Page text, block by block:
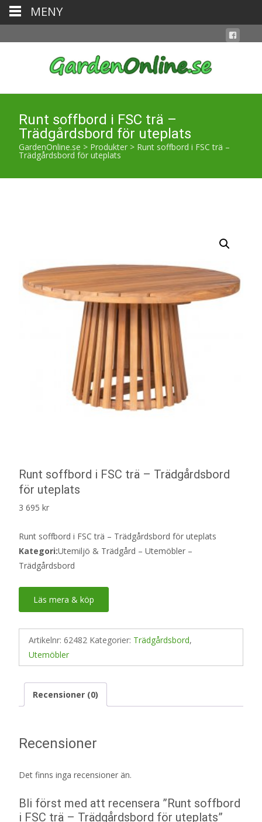
Runt soffbord i FSC trä –
Trädgårdsbord för uteplats
GardenOnline.se > Produkter > Runt soffbord i FSC trä –
Trädgårdsbord för uteplats
Runt soffbord i FSC trä – Trädgårdsbord
för uteplats
3 695 kr
Runt soffbord i FSC trä – Trädgårdsbord för uteplats
Kategori:Utemiljö & Trädgård – Utemöbler –
Trädgårdsbord
Läs mera & köp
Artikelnr: 62482 Kategorier: Trädgårdsbord,
Utemöbler
Recensioner (0)
Recensioner
Det finns inga recensioner än.
Bli först med att recensera ”Runt soffbord
i FSC trä – Trädgårdsbord för uteplats”
MENY